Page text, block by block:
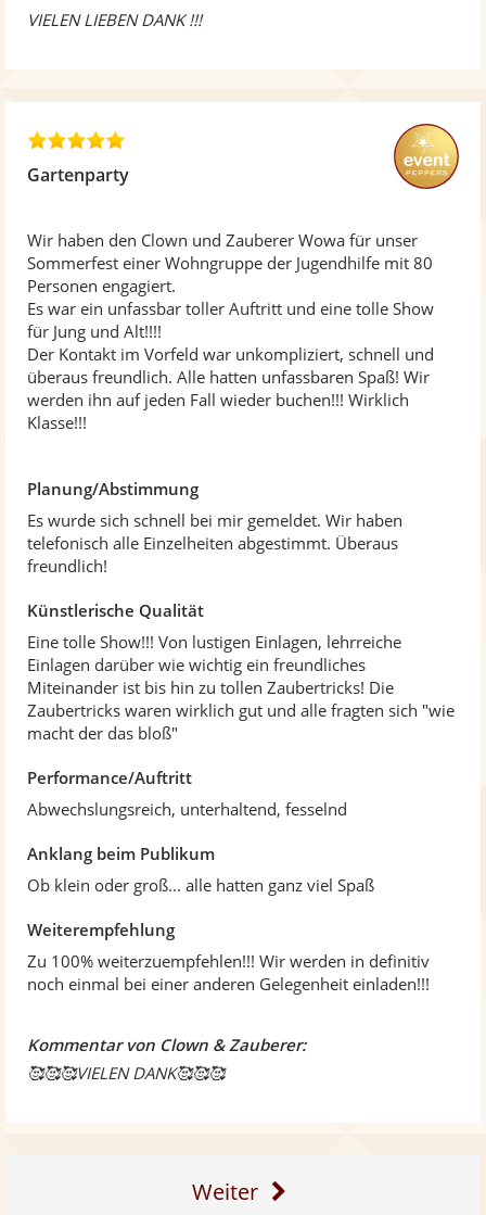
e
VIELEN LIEBEN DANK !!!
5
0
n
S
t
Gartenparty
Wir haben den Clown und Zauberer Wowa für unser
Sommerfest einer Wohngruppe der Jugendhilfe mit 80
Personen engagiert.
Es war ein unfassbar toller Auftritt und eine tolle Show
für Jung und Alt!!!!
Der Kontakt im Vorfeld war unkompliziert, schnell und
überaus freundlich. Alle hatten unfassbaren Spaß! Wir
werden ihn auf jeden Fall wieder buchen!!! Wirklich
Klasse!!!
Planung/Abstimmung
Es wurde sich schnell bei mir gemeldet. Wir haben
telefonisch alle Einzelheiten abgestimmt. Überaus
freundlich!
Künstlerische Qualität
Eine tolle Show!!! Von lustigen Einlagen, lehrreiche
Einlagen darüber wie wichtig ein freundliches
Miteinander ist bis hin zu tollen Zaubertricks! Die
Zaubertricks waren wirklich gut und alle fragten sich "wie
macht der das bloß"
Performance/Auftritt
Abwechslungsreich, unterhaltend, fesselnd
Anklang beim Publikum
Ob klein oder groß... alle hatten ganz viel Spaß
Weiterempfehlung
Zu 100% weiterzuempfehlen!!! Wir werden in definitiv
noch einmal bei einer anderen Gelegenheit einladen!!!
Kommentar von Clown & Zauberer:
🥰🥰🥰VIELEN DANK🥰🥰🥰
Weiter